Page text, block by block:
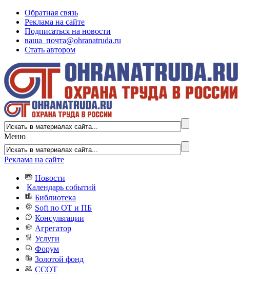
Обратная связь
Реклама на сайте
Подписаться на новости
ваша_почта@ohranatruda.ru
Стать автором
Меню
Реклама на сайте
Новости
Календарь событий
Библиотека
Soft по ОТ и ПБ
Консультации
Агрегатор
Услуги
Форум
Золотой фонд
ССОТ